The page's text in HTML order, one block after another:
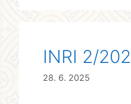
INRI 2/
28. 6. 2025